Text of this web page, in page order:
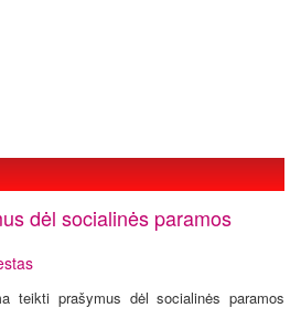
dėl socialinės paramos
teikti prašymus dėl socialinės paramos